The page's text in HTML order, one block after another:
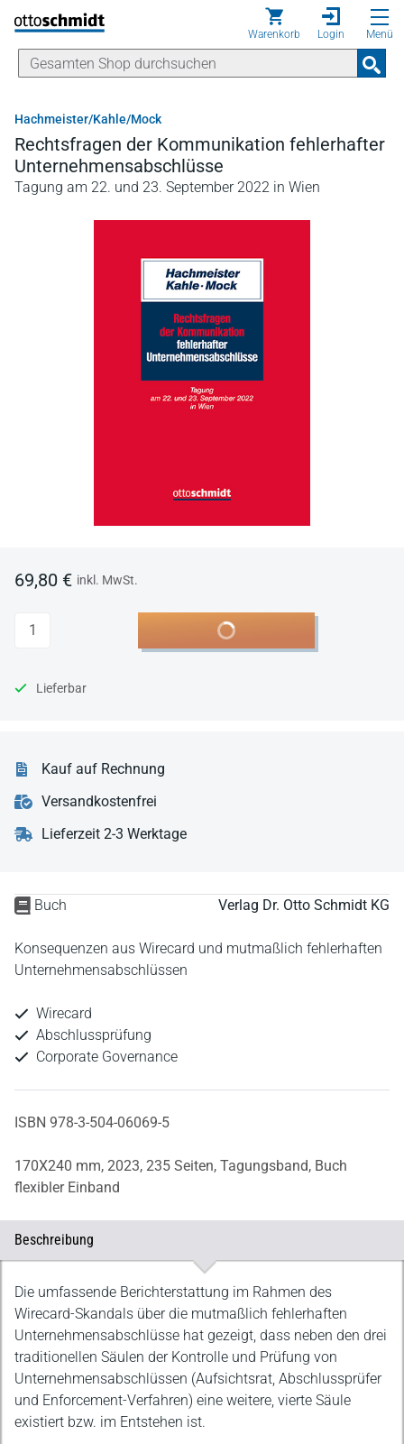
Direkt zum Inhalt
Warenkorb Login Menü
Hachmeister/Kahle/Mock
Rechtsfragen der Kommunikation fehlerhafter
Unternehmensabschlüsse
Tagung am 22. und 23. September 2022 in Wien
Buch Verlag Dr. Otto Schmidt KG
Konsequenzen aus Wirecard und mutmaßlich fehlerhaften
Unternehmensabschlüssen
Wirecard
Abschlussprüfung
Corporate Governance
ISBN 978-3-504-06069-5
170X240 mm, 2023, 235 Seiten, Tagungsband, Buch
flexibler Einband
69,80 € inkl. MwSt.
Anzahl In den Warenkorb
Lieferbar
Kauf auf Rechnung
Versandkostenfrei
Lieferzeit 2-3 Werktage
Beschreibung
Beschreibung
Die umfassende Berichterstattung im Rahmen des
Wirecard-Skandals über die mutmaßlich fehlerhaften
Unternehmensabschlüsse hat gezeigt, dass neben den drei
traditionellen Säulen der Kontrolle und Prüfung von
Unternehmensabschlüssen (Aufsichtsrat, Abschlussprüfer
und Enforcement-Verfahren) eine weitere, vierte Säule
existiert bzw. im Entstehen ist.